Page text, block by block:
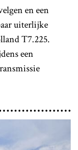
en een
uiterlijke
T7.225.
een